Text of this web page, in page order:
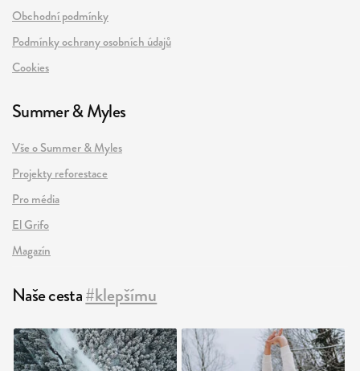
Obchodní podmínky
Podmínky ochrany osobních údajů
Cookies
Summer & Myles
Vše o Summer & Myles
Projekty reforestace
Pro média
El Grifo
Magazín
Naše cesta#klepšímu